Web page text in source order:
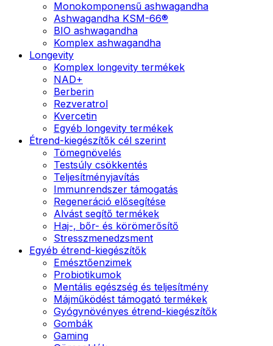
Monokomponensű ashwagandha
Ashwagandha KSM-66®
BIO ashwagandha
Komplex ashwagandha
Longevity
Komplex longevity termékek
NAD+
Berberin
Rezveratrol
Kvercetin
Egyéb longevity termékek
Étrend-kiegészítők cél szerint
Tömegnövelés
Testsúly csökkentés
Teljesítményjavítás
Immunrendszer támogatás
Regeneráció elősegítése
Alvást segítő termékek
Haj-, bőr- és körömerősítő
Stresszmenedzsment
Egyéb étrend-kiegészítők
Emésztőenzimek
Probiotikumok
Mentális egészség és teljesítmény
Májműködést támogató termékek
Gyógynövényes étrend-kiegészítők
Gombák
Gaming